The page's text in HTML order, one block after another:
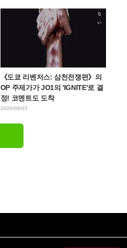
《도쿄 리벤저스: 삼천전쟁편》의
OP 주제가가 JO1의 'IGNITE'로 결
정! 코멘트도 도착
2026/08/03